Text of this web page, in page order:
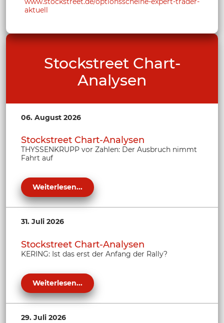
aktuell
Stockstreet Chart-
Analysen
06. August 2026
Stockstreet Chart-Analysen
THYSSENKRUPP vor Zahlen: Der Ausbruch nimmt
Fahrt auf
Weiterlesen...
31. Juli 2026
Stockstreet Chart-Analysen
KERING: Ist das erst der Anfang der Rally?
Weiterlesen...
29. Juli 2026